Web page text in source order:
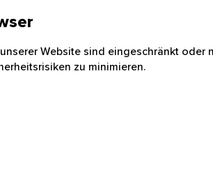
Website sind eingeschränkt oder
zu minimieren.